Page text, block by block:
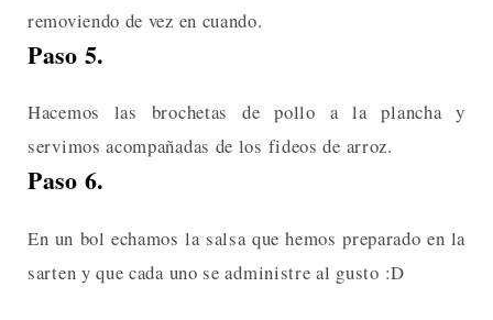
removiendo de vez en cuando.
Paso 5.
Hacemos las brochetas de pollo a la plancha y
servimos acompañadas de los fideos de arroz.
Paso 6.
En un bol echamos la salsa que hemos preparado en la
sarten y que cada uno se administre al gusto :D